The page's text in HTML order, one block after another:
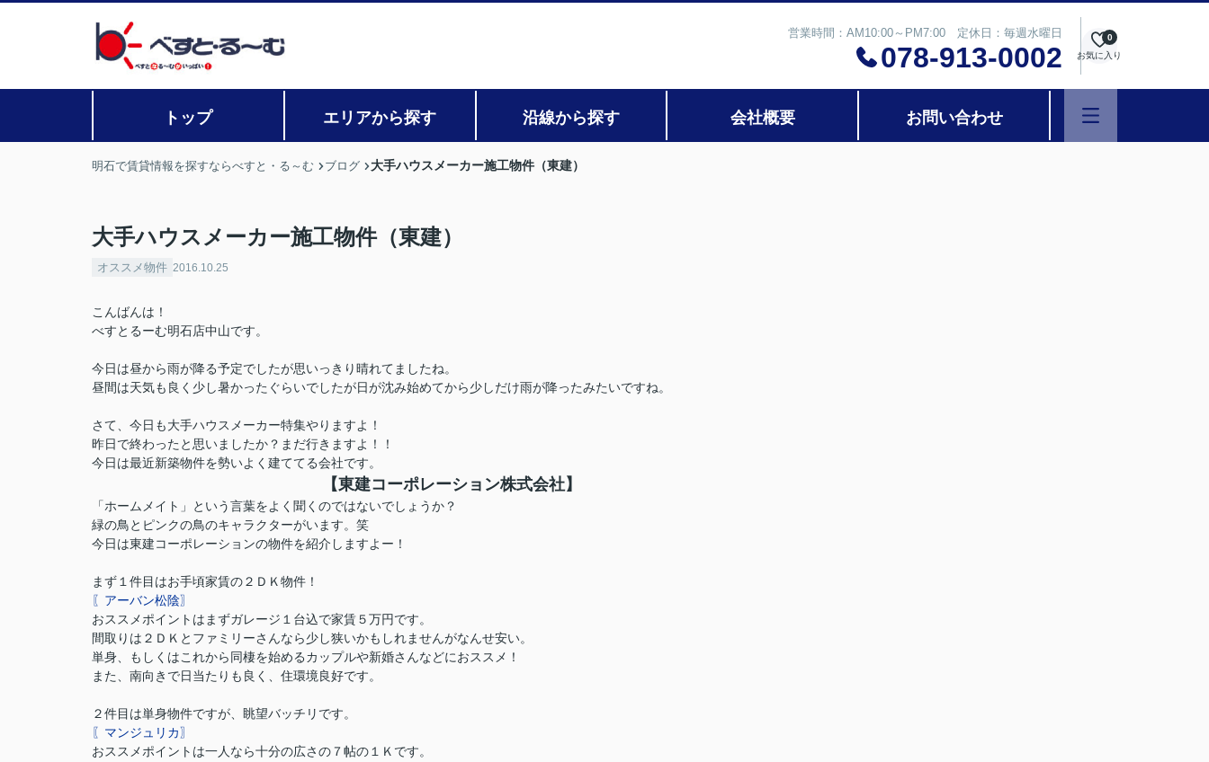
営業時間：AM10:00～PM7:00 定休日：毎週水曜日
078-913-0002 お気に入り
0
トップ エリアから探す 沿線から探す 会社概要 お問い合わせ
明石で賃貸情報を探すならべすと・る～む ブログ 大手ハウスメーカー施工物件（東建）
大手ハウスメーカー施工物件（東建）
オススメ物件 2016.10.25
こんばんは！
べすとるーむ明石店中山です。
今日は昼から雨が降る予定でしたが思いっきり晴れてましたね。
昼間は天気も良く少し暑かったぐらいでしたが日が沈み始めてから少しだけ雨が降ったみたいですね。
さて、今日も大手ハウスメーカー特集やりますよ！
昨日で終わったと思いましたか？ まだ行きますよ！！
今日は最近新築物件を勢いよく建ててる会社です。
【東建コーポレーション株式会社】
「ホームメイト」という言葉をよく聞くのではないでしょうか？
緑の鳥とピンクの鳥のキャラクターがいます。笑
今日は東建コーポレーションの物件を紹介しますよー！
まず１件目はお手頃家賃の２ＤＫ物件！
〖アーバン松陰〗
おススメポイントはまずガレージ１台込で家賃５万円です。
間取りは２ＤＫとファミリーさんなら少し狭いかもしれませんがなんせ安い。
単身、もしくはこれから同棲を始めるカップルや新婚さんなどにおススメ！
また、南向きで日当たりも良く、住環境良好です。
２件目は単身物件ですが、眺望バッチリです。
〖マンジュリカ〗
おススメポイントは一人なら十分の広さの７帖の１Ｋです。